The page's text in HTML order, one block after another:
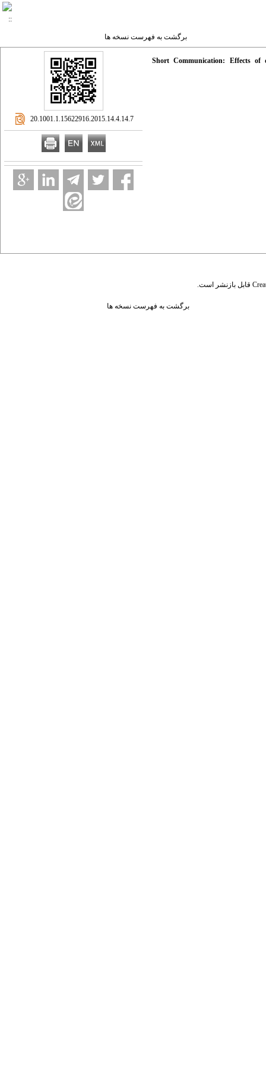
برگشت به فهرست نسخه ها
Short Communication: Effects of
‎ 20.1001.1.15622916.2015.14.4.14.7
قابل بازنشر است.
برگشت به فهرست نسخه ها